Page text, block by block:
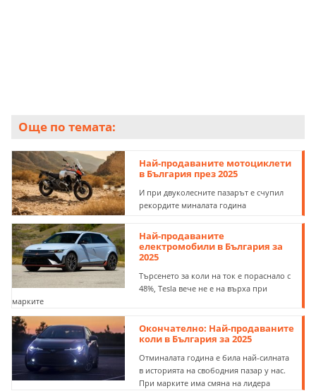
Още по темата:
Най-продаваните мотоциклети
в България през 2025
И при двуколесните пазарът е счупил
рекордите миналата година
Най-продаваните
електромобили в България за
2025
Търсенето за коли на ток е пораснало с
48%, Tesla вече не е на върха при
марките
Окончателно: Най-продаваните
коли в България за 2025
Отминалата година е била най-силната
в историята на свободния пазар у нас.
При марките има смяна на лидера